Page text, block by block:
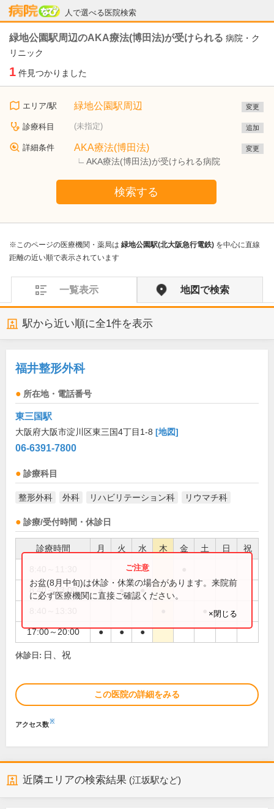
人で選べる医院検索
病院なび
緑地公園駅周辺のAKA療法(博田法)が受けられる 病院・ク
リニック
1 件見つかりました
エリア/駅 緑地公園駅周辺 変更
診療科目 (未指定) 追加
詳細条件 AKA療法(博田法)
AKA療法(博田法)が受けられる病院
変更
検索する
※このページの医療機関・薬局は 緑地公園駅(北大阪急行電鉄) を中心に直線
距離の近い順で表示されています
一覧表示 地図で検索
駅から近い順に全1件を表示
福井整形外科
所在地・電話番号
東三国駅
大阪府大阪市淀川区東三国4丁目1-8 [地図]
06-6391-7800
診療科目
整形外科 外科 リハビリテーション科 リウマチ科
診療/受付時間・休診日
診療時間 月 火 水 木 金 土 日 祝
8:40～13:00 ● ● ●
17:00～20:00 ● ● ●
お盆(8月中旬)は休診・休業の場合があります。来院前
に必ず医療機関に直接ご確認ください。
×閉じる
休診日: 日、祝
この医院の詳細をみる
アクセス数※
近隣エリアの検索結果 (江坂駅など)